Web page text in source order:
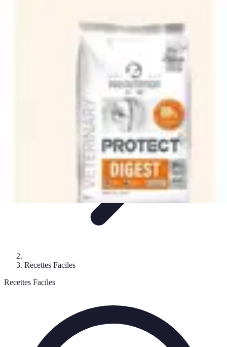
Recettes de Poisson
Recettes Faciles
Recettes Faciles